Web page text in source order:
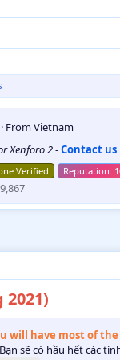
· FromVietnam
Xenforo 2-Contact us
Verified
9,867
2021)
will have most of
sẽ có hầu hết các